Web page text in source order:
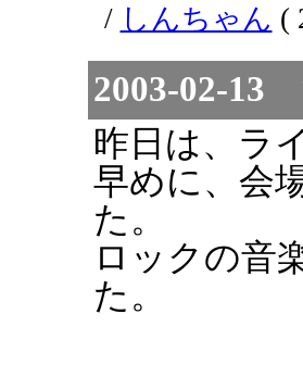
/ しんちゃん (
2003-02-
昨日は、ラ
早めに、会
た。
ロックの音
た。